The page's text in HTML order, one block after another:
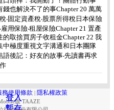
登入
暫存
也解決不了的事Chapter 20 萬萬
‧固定資產稅‧股票所得稅日本保險
用保險‧租屋保險Chapter 21 置產
取捨買房子收租金Chapter 22 我
中極度重視文字溝通和日本團隊
後記：好友的故事‧先讀書再求
登入
暫存
務使用條款
隱私權政策
版 TAAZE